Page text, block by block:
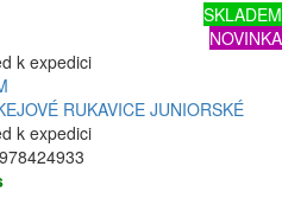
SKLADEM
NOVINKA
k expedici
RUKAVICE JUNIORSKÉ
k expedici